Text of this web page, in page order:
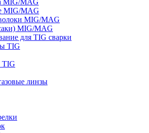
MIG/MAG
MIG/MAG
MIG/MAG
MIG/MAG
для TIG сварки
TIG
TIG
линзы